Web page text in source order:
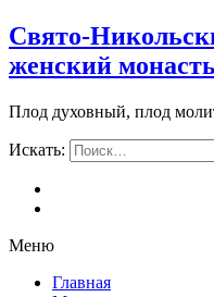
Свято-
женский
Плод духовный, плод
Искать:
Меню
Главная